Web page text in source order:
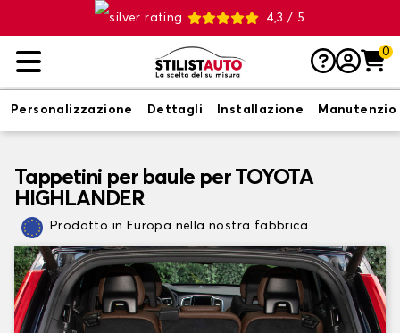
4,3 / 5
0
Personalizzazione Dettagli Installazione
Tappetini per baule per TOYOTA
HIGHLANDER
Prodotto in Europa nella nostra fabbrica